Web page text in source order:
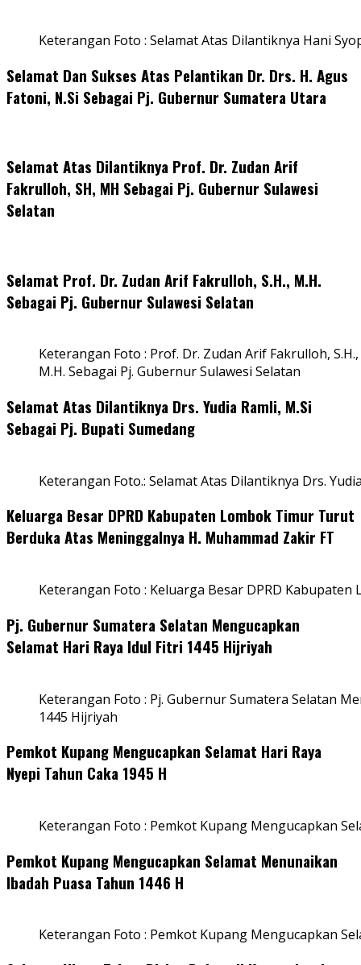
Keterangan Foto : Selamat Atas Dilantiknya Hani
Selamat Dan Sukses Atas Pelantikan Dr. Drs. H. Agus
Fatoni, N.Si Sebagai Pj. Gubernur Sumatera Utara
Selamat Atas Dilantiknya Prof. Dr. Zudan Arif
Fakrulloh, SH, MH Sebagai Pj. Gubernur Sulawesi
Selatan
Selamat Prof. Dr. Zudan Arif Fakrulloh, S.H., M.H.
Sebagai Pj. Gubernur Sulawesi Selatan
Keterangan Foto : Prof. Dr. Zudan Arif Fakrulloh, S.H.,
M.H. Sebagai Pj. Gubernur Sulawesi Selatan
Selamat Atas Dilantiknya Drs. Yudia Ramli, M.Si
Sebagai Pj. Bupati Sumedang
Keterangan Foto.: Selamat Atas Dilantiknya Drs.
Keluarga Besar DPRD Kabupaten Lombok Timur Turut
Berduka Atas Meninggalnya H. Muhammad Zakir FT
Keterangan Foto : Keluarga Besar DPRD
Pj. Gubernur Sumatera Selatan Mengucapkan
Selamat Hari Raya Idul Fitri 1445 Hijriyah
Keterangan Foto : Pj. Gubernur Sumatera Selatan
1445 Hijriyah
Pemkot Kupang Mengucapkan Selamat Hari Raya
Nyepi Tahun Caka 1945 H
Keterangan Foto : Pemkot Kupang Mengucapkan
Pemkot Kupang Mengucapkan Selamat Menunaikan
Ibadah Puasa Tahun 1446 H
Keterangan Foto : Pemkot Kupang Mengucapkan